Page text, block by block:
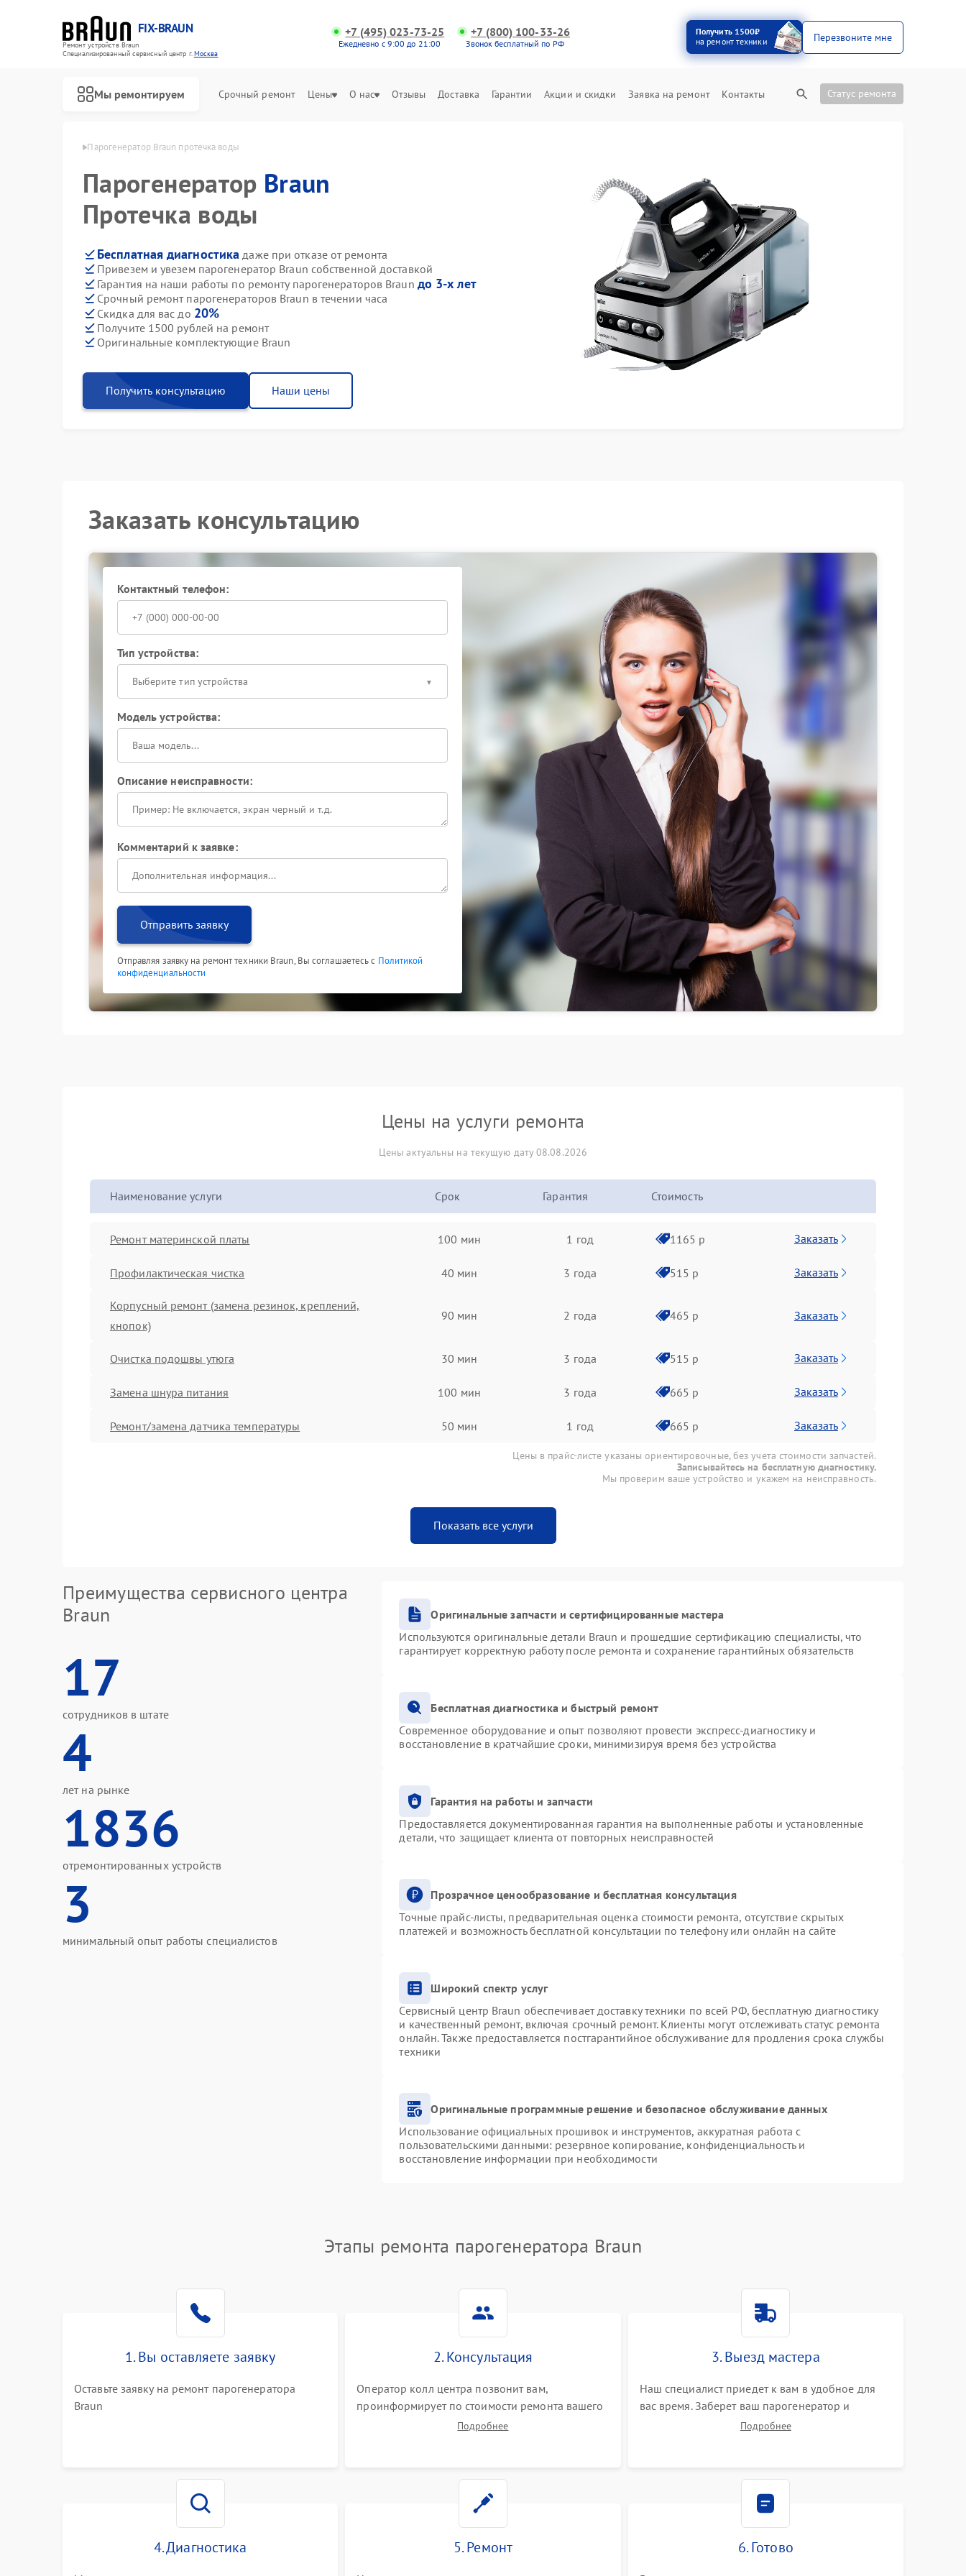
FIX-BRAUN
Ремонт устройств Braun
Специализированный cервисный центр г.Москва
+7 (495) 023-73-25
Ежедневно с 9:00 до 21:00
+7 (800) 100-33-26
Звонок бесплатный по РФ
Получить 1500₽
на ремонт техники
Перезвоните мне
Мы ремонтируем Срочный ремонт Цены О нас Отзывы Доставка Гарантии Акции и скидки Заявка на ремонт Контакты Статус ремонта
Braun в Москве Парогенератор Braun протечка воды
Парогенератор Braun
Протечка воды
Бесплатная диагностика даже при отказе от ремонта
Привезем и увезем парогенератор Braun собственной доставкой
Гарантия на наши работы по ремонту парогенераторов Braun до 3-х лет
Срочный ремонт парогенераторов Braun в течении часа
Скидка для вас до 20%
Получите 1500 рублей на ремонт
Оригинальные комплектующие Braun
Получить консультацию Наши цены
Заказать консультацию
Контактный телефон:
Тип устройства:
Выберите тип устройства
Модель устройства:
Описание неисправности:
Комментарий к заявке:
Отправить заявку
Отправляя заявку на ремонт техники Braun, Вы соглашаетесь с Политикой
конфиденциальности
Цены на услуги ремонта
Цены актуальны на текущую дату 08.08.2026
Наименование услуги Срок Гарантия Стоимость
Ремонт материнской платы 100 мин 1 год 1165 р Заказать
Профилактическая чистка 40 мин 3 года 515 р Заказать
Корпусный ремонт (замена резинок, креплений,
кнопок)
90 мин 2 года 465 р Заказать
Очистка подошвы утюга 30 мин 3 года 515 р Заказать
Замена шнура питания 100 мин 3 года 665 р Заказать
Ремонт/замена датчика температуры 50 мин 1 год 665 р Заказать
Цены в прайс-листе указаны ориентировочные, без учета стоимости запчастей.
Записывайтесь на бесплатную диагностику.
Мы проверим ваше устройство и укажем на неисправность.
Показать все услуги
Преимущества сервисного центра
Braun
17
сотрудников в штате
4
лет на рынке
1836
отремонтированных устройств
3
минимальный опыт работы специалистов
Оригинальные запчасти и сертифицированные мастера
Используются оригинальные детали Braun и прошедшие сертификацию специалисты, что
гарантирует корректную работу после ремонта и сохранение гарантийных обязательств
Бесплатная диагностика и быстрый ремонт
Современное оборудование и опыт позволяют провести экспресс-диагностику и
восстановление в кратчайшие сроки, минимизируя время без устройства
Гарантия на работы и запчасти
Предоставляется документированная гарантия на выполненные работы и установленные
детали, что защищает клиента от повторных неисправностей
Прозрачное ценообразование и бесплатная консультация
Точные прайс-листы, предварительная оценка стоимости ремонта, отсутствие скрытых
платежей и возможность бесплатной консультации по телефону или онлайн на сайте
Широкий спектр услуг
Сервисный центр Braun обеспечивает доставку техники по всей РФ, бесплатную диагностику
и качественный ремонт, включая срочный ремонт. Клиенты могут отслеживать статус ремонта
онлайн. Также предоставляется постгарантийное обслуживание для продления срока службы
техники
Оригинальные программные решение и безопасное обслуживание данных
Использование официальных прошивок и инструментов, аккуратная работа с
пользовательскими данными: резервное копирование, конфиденциальность и
восстановление информации при необходимости
Этапы ремонта парогенератора Braun
1. Вы оставляете заявку
Оставьте заявку на ремонт парогенератора
Braun
2. Консультация
Оператор колл центра позвонит вам,
проинформирует по стоимости ремонта вашего
парогенератора а также ответит на все ваши
Подробнее
3. Выезд мастера
Наш специалист приедет к вам в удобное для
вас время. Заберет ваш парогенератор и
привезет на склад для диагностики.
Подробнее
4. Диагностика 5. Ремонт 6. Готово